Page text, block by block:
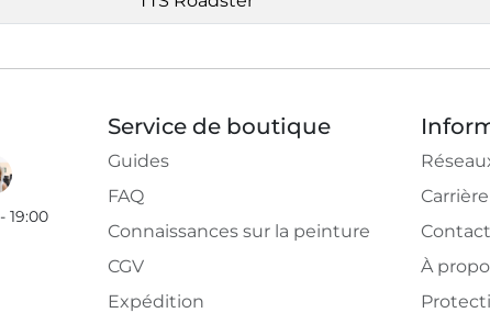
19:00
Service de boutique
Guides
FAQ
Connaissances sur la peinture
CGV
Expédition
Carrière
Contact
À